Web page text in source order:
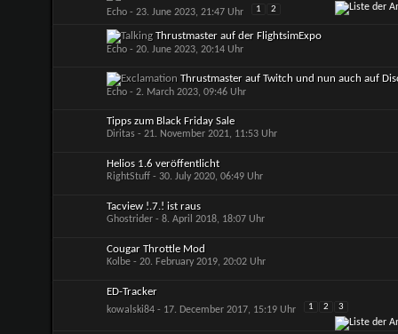
Echo- 23. June 2023, 21:47 Uhr 1 2
Thrustmaster auf der FlightsimExpo
Echo- 20. June 2023, 20:14 Uhr
Thrustmaster auf Twitch und nun auch auf
Echo- 2. March 2023, 09:46 Uhr
Tipps zum Black Friday Sale
Diritas- 21. November 2021, 11:53 Uhr
Helios 1.6 veröffentlicht
RightStuff- 30. July 2020, 06:49 Uhr
Tacview !.7.! ist raus
Ghostrider- 8. April 2018, 18:07 Uhr
Cougar Throttle Mod
Kolbe- 20. February 2019, 20:02 Uhr
ED-Tracker
kowalski84- 17. December 2017, 15:19 Uhr 1 2 3